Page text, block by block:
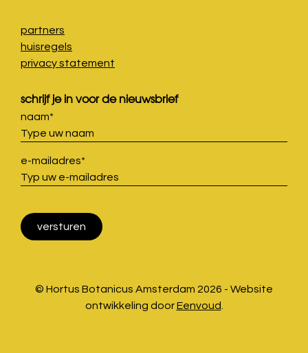
partners
huisregels
privacy statement
schrijf je in voor de nieuwsbrief
naam*
e-mailadres*
© Hortus Botanicus Amsterdam 2026 - Website
ontwikkeling doorEenvoud